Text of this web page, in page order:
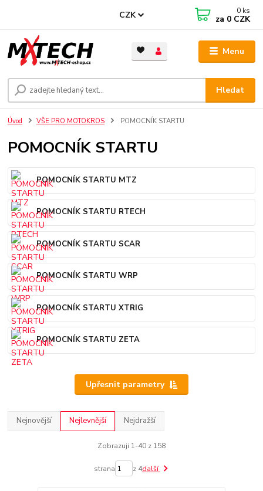
Menu
CZK
Hledat
0 ks
za 0 CZK
Úvod VŠE PRO MOTOKROS POMOCNÍK STARTU
POMOCNÍK STARTU
POMOCNÍK STARTU MTZ
POMOCNÍK STARTU RTECH
POMOCNÍK STARTU SCAR
POMOCNÍK STARTU WRP
POMOCNÍK STARTU XTRIG
POMOCNÍK STARTU ZETA
Upřesnit parametry
Nejnovější Nejlevnější Nejdražší
Zobrazuji 1-40 z 158
strana z 4další